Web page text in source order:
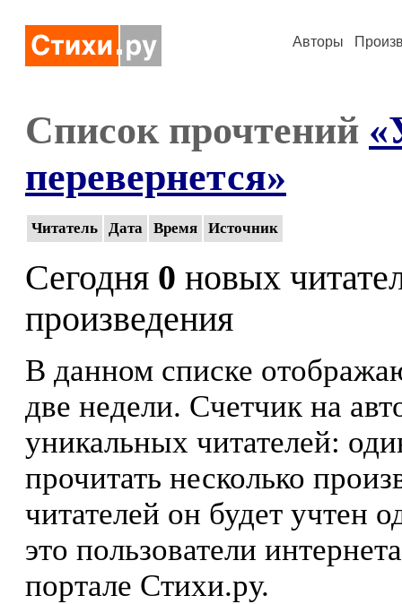
Авторы
Список прочтений
перевернется»
Читатель Дата Время Источник
Сегодня 0 новых
произведения
В данном списке
две недели. Счетчик на
уникальных читателей:
прочитать несколько
читателей он будет учтен
это пользователи
портале Стихи.ру.